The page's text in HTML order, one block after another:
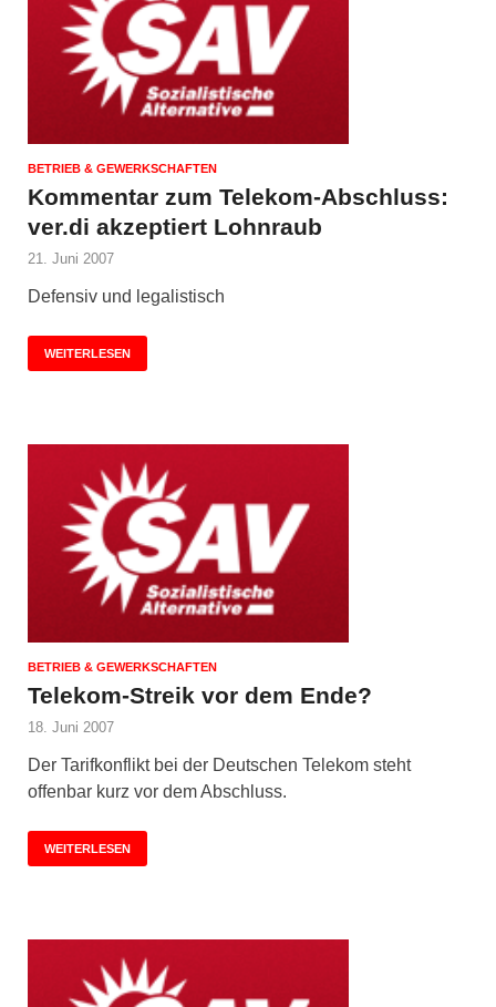
BETRIEB & GEWERKSCHAFTEN
Kommentar zum Telekom-Abschluss:
ver.di akzeptiert Lohnraub
21. Juni 2007
Defensiv und legalistisch
WEITERLESEN
BETRIEB & GEWERKSCHAFTEN
Telekom-Streik vor dem Ende?
18. Juni 2007
Der Tarifkonflikt bei der Deutschen Telekom steht
offenbar kurz vor dem Abschluss.
WEITERLESEN